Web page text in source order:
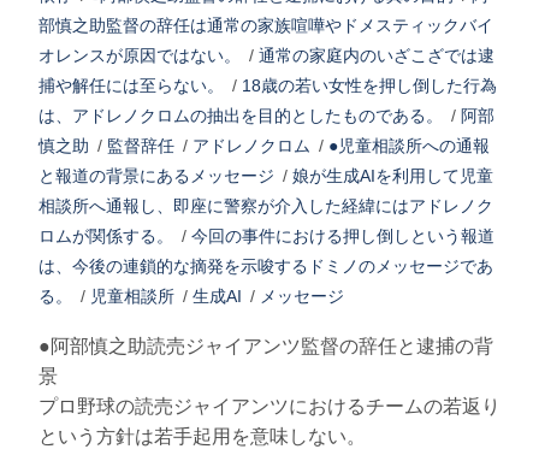
部慎之助監督の辞任は通常の家族喧嘩やドメスティックバイ
オレンスが原因ではない。
/ 通常の家庭内のいざこざでは逮
捕や解任には至らない。
/ 18歳の若い女性を押し倒した行為
は、アドレノクロムの抽出を目的としたものである。
/ 阿部
慎之助 / 監督辞任 / アドレノクロム / ●児童相談所への通報
と報道の背景にあるメッセージ / 娘が生成AIを利用して児童
相談所へ通報し、即座に警察が介入した経緯にはアドレノク
ロムが関係する。
/ 今回の事件における押し倒しという報道
は、今後の連鎖的な摘発を示唆するドミノのメッセージであ
る。
/ 児童相談所 / 生成AI / メッセージ
●阿部慎之助読売ジャイアンツ監督の辞任と逮捕の背
景
プロ野球の読売ジャイアンツにおけるチームの若返り
という方針は若手起用を意味しない。